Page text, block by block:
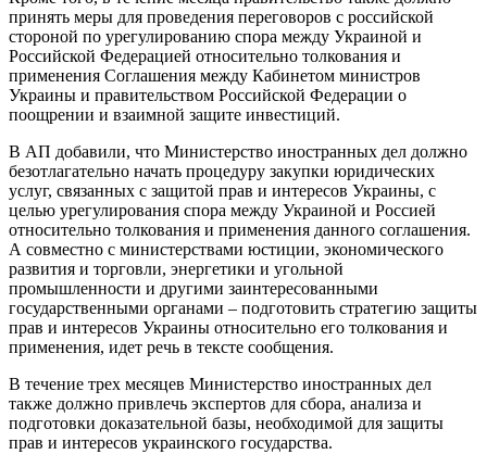
принять меры для проведения переговоров с российской
стороной по урегулированию спора между Украиной и
Российской Федерацией относительно толкования и
применения Соглашения между Кабинетом министров
Украины и правительством Российской Федерации о
поощрении и взаимной защите инвестиций.
В АП добавили, что Министерство иностранных дел должно
безотлагательно начать процедуру закупки юридических
услуг, связанных с защитой прав и интересов Украины, с
целью урегулирования спора между Украиной и Россией
относительно толкования и применения данного соглашения.
А совместно с министерствами юстиции, экономического
развития и торговли, энергетики и угольной
промышленности и другими заинтересованными
государственными органами – подготовить стратегию защиты
прав и интересов Украины относительно его толкования и
применения, идет речь в тексте сообщения.
В течение трех месяцев Министерство иностранных дел
также должно привлечь экспертов для сбора, анализа и
подготовки доказательной базы, необходимой для защиты
прав и интересов украинского государства.